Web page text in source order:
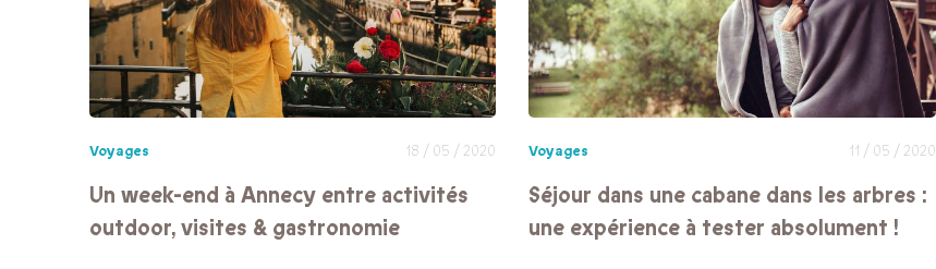
Voyages 18 / 05 / 2020
Un week-end à Annecy entre activités
outdoor, visites & gastronomie
Voyages 11 / 05 / 2020
Séjour dans une cabane dans les arbres :
une expérience à tester absolument !